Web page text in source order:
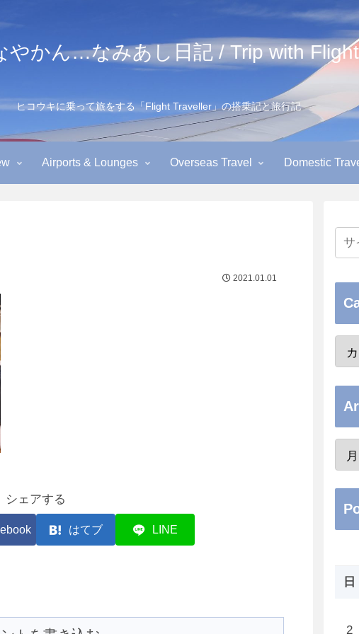
やかん…なみあし日記 / Trip with
ヒコウキに乗って旅をする「Flight Traveller」の搭乗記と旅行記
Airports & Lounges Overseas Travel Domestic
2021.01.01
シェアする
はてブ LINE
日
2